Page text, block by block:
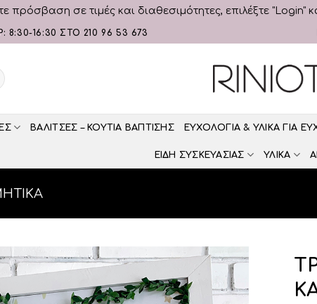
πρόσβαση σε τιμές και διαθεσιμότητες, επιλέξτε "Login"
16:30 ΣΤΟ 210 96 53 673
ΒΑΛΙΤΣΕΣ – ΚΟΥΤΙΑ ΒΑΠΤΙΣΗΣ ΕΥΧΟΛΟΓΙΑ & ΥΛΙΚΑ ΓΙΑ
ΕΙΔΗ ΣΥΣΚΕΥΑΣΙΑΣ ΥΛΙΚΑ